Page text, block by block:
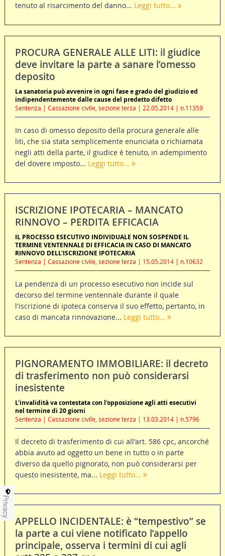
tenuto al risarcimento del danno... Leggi tutto...
PROCURA GENERALE ALLE LITI: il giudice
deve invitare la parte a sanare l’omesso
deposito
La sanatoria può avvenire in ogni fase e grado del giudizio ed
indipendentemente dalle cause del predetto difetto
Sentenza | Cassazione civile, sezione terza | 22.05.2014 | n.11359
In caso di omesso deposito della procura generale alle
liti, che sia stata semplicemente enunciata o richiamata
negli atti della parte, il giudice è tenuto, in adempimento
del dovere imposto... Leggi tutto...
ISCRIZIONE IPOTECARIA – MANCATO
RINNOVO – PERDITA EFFICACIA
IL PROCESSO ESECUTIVO INDIVIDUALE NON SOSPENDE IL
TERMINE VENTENNALE DI EFFICACIA IN CASO DI MANCATO
RINNOVO DELL'ISCRIZIONE IPOTECARIA
Sentenza | Cassazione civile, sezione terza | 15.05.2014 | n.10632
La pendenza di un processo esecutivo non incide sul
decorso del termine ventennale durante il quale
l'iscrizione di ipoteca conserva il suo effetto, pertanto, in
caso di mancata rinnovazione... Leggi tutto...
PIGNORAMENTO IMMOBILIARE: il decreto
di trasferimento non può considerarsi
inesistente
L'invalidità va contestata con l'opposizione agli atti esecutivi
nel termine di 20 giorni
Sentenza | Cassazione civile, sezione terza | 13.03.2014 | n.5796
Il decreto di trasferimento di cui all'art. 586 cpc, ancorché
abbia avuto ad oggetto un bene in tutto o in parte
diverso da quello pignorato, non può considerarsi per
questo inesistente, ma... Leggi tutto...
APPELLO INCIDENTALE: è “tempestivo” se
la parte a cui viene notificato l’appello
principale, osserva i termini di cui agli
Privacy